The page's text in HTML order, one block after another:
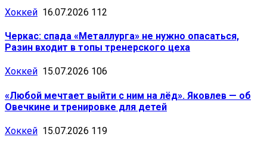
Хоккей 16.07.2026 112
Черкас: спада «Металлурга» не нужно опасаться,
Разин входит в топы тренерского цеха
Хоккей 15.07.2026 106
«Любой мечтает выйти с ним на лёд». Яковлев — об
Овечкине и тренировке для детей
Хоккей 15.07.2026 119